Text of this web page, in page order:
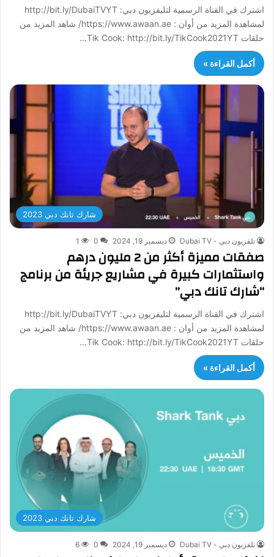
اشترك في القناة الرسمية لتليفزيون دبي: http://bit.ly/DubaiTVYT
لمشاهدة المزيد من أوان : https://www.awaan.ae/ شاهد المزيد من
حلقات Tik Cook: http://bit.ly/TikCook2021YT…
أكمل القراءة »
شارك تانك دبي 2023
تلفزيون دبي - Dubai TV ديسمبر 19, 2024 0
1
صفقات مميزة أكثر من 2 مليون درهم
واستثمارات كبيرة في مشاريع جريئة من برنامج
“شارك تانك دبي”
اشترك في القناة الرسمية لتليفزيون دبي: http://bit.ly/DubaiTVYT
لمشاهدة المزيد من أوان : https://www.awaan.ae/ شاهد المزيد من
حلقات Tik Cook: http://bit.ly/TikCook2021YT…
أكمل القراءة »
شارك تانك دبي 2023
تلفزيون دبي - Dubai TV ديسمبر 19, 2024 0
6